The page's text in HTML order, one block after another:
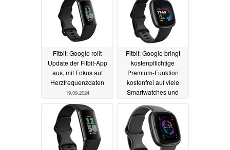
Fitbit: Google rollt
Update der Fitbit-App
aus, mit Fokus auf
Herzfrequenzdaten
19.09.2024
Fitbit: Google bringt
kostenpflichtige
Premium-Funktion
kostenfrei auf viele
Smartwatches und